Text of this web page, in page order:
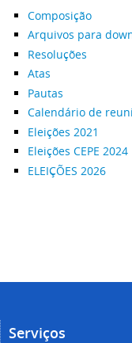
Composição
Arquivos para
Resoluções
Atas
Pautas
Calendário de
Eleições 2021
Eleições CEPE 2024
ELEIÇÕES 2026
Serviços